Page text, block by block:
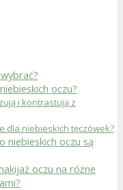
oczu?
i kontrastują z
dla niebieskich tęczówek?
niebieskich oczu są
oczu na różne